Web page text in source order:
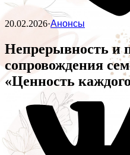
20.02.2026·Анонсы
Непрерывность и
сопровождения
«Ценность